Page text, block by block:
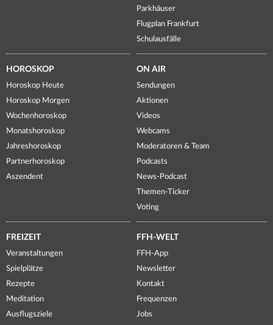
Parkhäuser
Flugplan Frankfurt
Schulausfälle
HOROSKOP
Horoskop Heute
Horoskop Morgen
Wochenhoroskop
Monatshoroskop
Jahreshoroskop
Partnerhoroskop
Aszendent
ON AIR
Sendungen
Aktionen
Videos
Webcams
Moderatoren & Team
Podcasts
News-Podcast
Themen-Ticker
Voting
FREIZEIT
Veranstaltungen
Spielplätze
Rezepte
Meditation
Ausflugsziele
FFH-WELT
FFH-App
Newsletter
Kontakt
Frequenzen
Jobs